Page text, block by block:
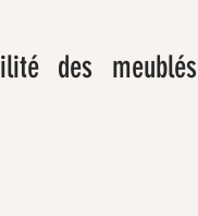
des meublés